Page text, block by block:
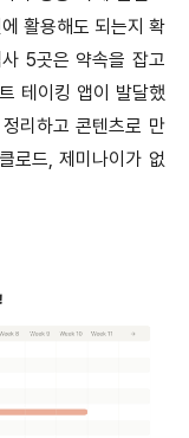
활용해도 되는지 확
5곳은 약속을 잡고
테이킹 앱이 발달했
리하고 콘텐츠로 만
로드, 제미나이가 없